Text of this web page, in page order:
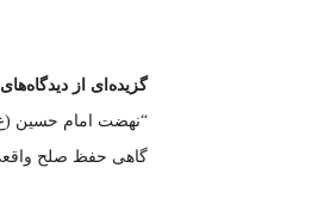
گزیده‌ای از
“نهضت امام حسین (ع)
گاهی حفظ صلح